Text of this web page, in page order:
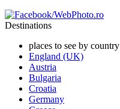
Destinations
places to see by country
England (UK)
Austria
Bulgaria
Croatia
Germany